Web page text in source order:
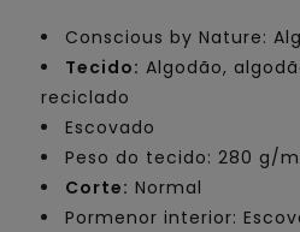
Conscious by Nature:
Tecido: Algodão,
reciclado
Escovado
Peso do tecido: 280 g/
Corte: Normal
Pormenor interior: